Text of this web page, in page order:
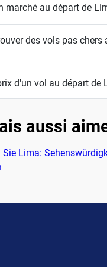
marché au départ de
des vols pas chers
d'un vol au départ de
aussi
Sie Lima: